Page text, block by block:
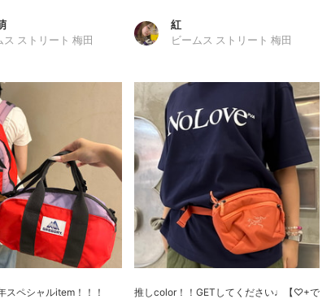
ス ストリート 梅田
紅
ビームス ストリート 梅田
スペシャルitem！！！
推しcolor！！GETしてください♩【♡+で